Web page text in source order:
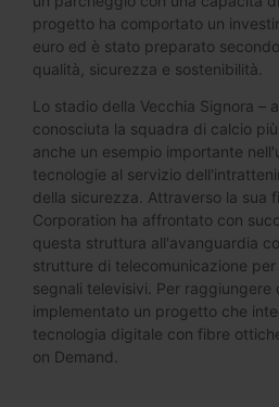
progetto ha comportato un
euro ed è stato preparato
qualità, sicurezza e sostenibilità.
Lo stadio della Vecchia Signora –
conosciuta la squadra di calcio
anche un esempio importante
tecnologie al servizio
della sicurezza. Attraverso la sua
Corporation ha affrontato con
questa struttura all'avanguardia
strutture di telecomunicazione
segnali televisivi. Per
implementato un progetto che
tecnologia digitale con fibre
on Demand.